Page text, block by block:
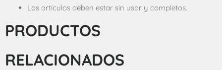
Los artículos deben estar sin usar y completos.
PRODUCTOS
RELACIONADOS